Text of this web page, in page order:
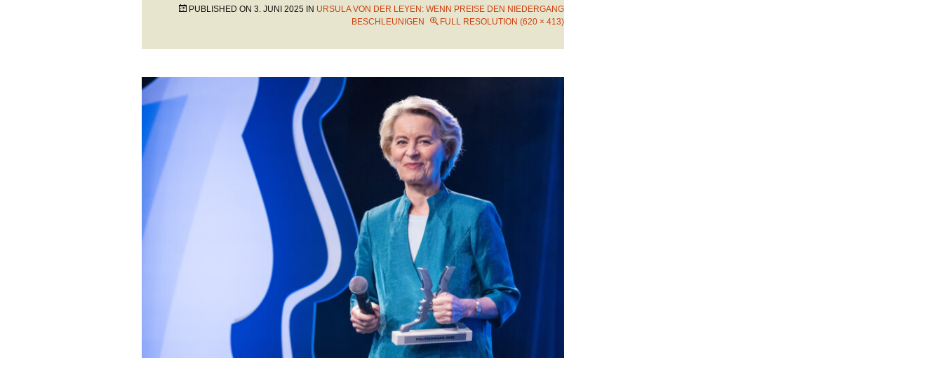
PUBLISHED ON 3. JUNI 2025 IN URSULA VON DER LEYEN: WENN PREISE DEN NIEDERGANG
BESCHLEUNIGEN
FULL RESOLUTION (620 × 413)